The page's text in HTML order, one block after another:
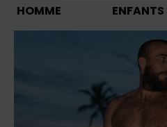
HOMME ENFANTS